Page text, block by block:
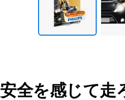
安全を感じて走